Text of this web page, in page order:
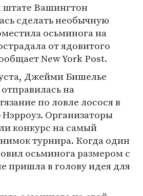
штате Вашингтон
сделать необычную
осьминога на
от ядовитого
New York Post.
Джейми Бишелье
на
по ловле лосося в
Организаторы
конкурс на самый
турнира. Когда один
осьминога размером с
пришла в голову идея для